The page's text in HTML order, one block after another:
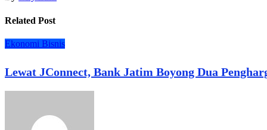
Related Post
Ekonomi Bisnis
Lewat JConnect, Bank Jatim Boyong Dua